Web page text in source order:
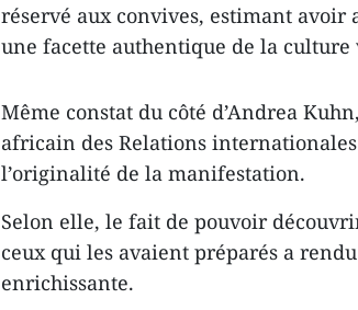
réservé aux convives, estimant avoir
une facette authentique de la
Même constat du côté d’Andrea
africain des Relations
l’originalité de la manifestation.
Selon elle, le fait de pouvoir
ceux qui les avaient préparés a
enrichissante.